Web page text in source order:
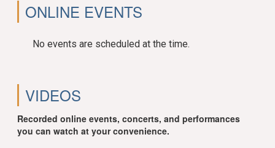
ONLINE EVENTS
No events are scheduled at the time.
VIDEOS
Recorded online events, concerts, and performances
you can watch at your convenience.